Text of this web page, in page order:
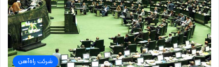
شرکت راه‌آهن